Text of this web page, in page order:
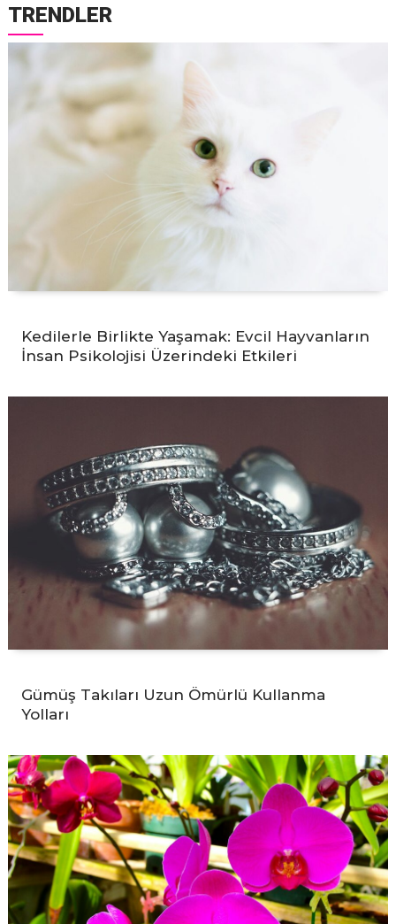
TRENDLER
Kedilerle Birlikte Yaşamak: Evcil Hayvanların
İnsan Psikolojisi Üzerindeki Etkileri
Gümüş Takıları Uzun Ömürlü Kullanma
Yolları